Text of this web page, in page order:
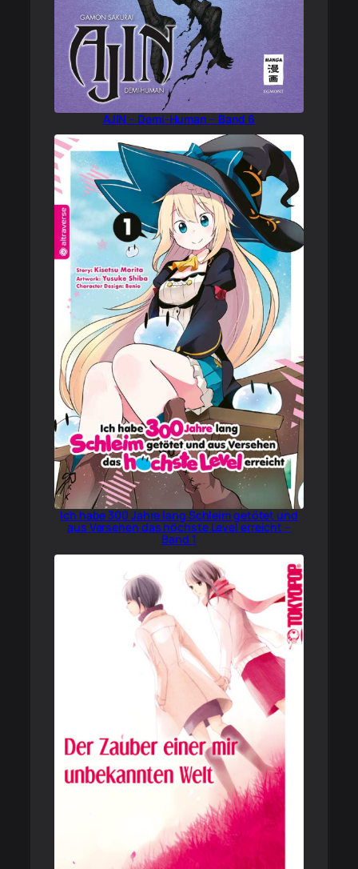
AJIN – Demi-Human – Band 6
Ich habe 300 Jahre lang Schleim getötet und
aus Versehen das höchste Level erreicht –
Band 1